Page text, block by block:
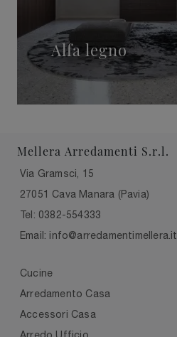
Alfa legno
Mellera Arredamenti S.r.l.
Via Gramsci, 15
27051 Cava Manara (Pavia)
Tel: 0382-554333
Email: info@arredamentimellera.it
Cucine
Arredamento Casa
Accessori Casa
Arredo Ufficio